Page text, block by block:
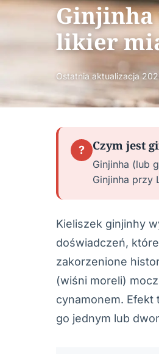
Ginjinha
likier
Ostatnia aktualizacja
? Czym jest
Ginjinha (lub
Ginjinha przy
Kieliszek ginjinhy
doświadczeń,
zakorzenione
(wiśni moreli)
cynamonem. Efekt
go jednym lub